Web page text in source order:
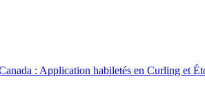
: Application habiletés en Curling et